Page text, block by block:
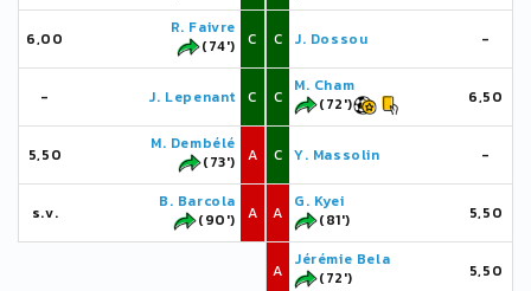
6,00
R. Faivre
(74')
C
- J. Lepenant C
5,50
M. Dembélé
(73')
A
s.v.
B. Barcola
(90')
A
C J. Dossou -
C
M. Cham
(72')
6,50
C Y. Massolin -
A
G. Kyei
(81')
5,50
A
Jérémie Bela
(72')
5,50